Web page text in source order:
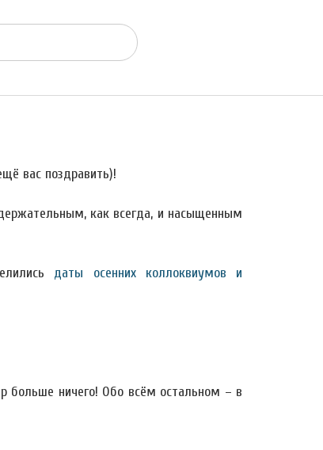
вас поздравить)!
как всегда, и насыщенным
даты осенних коллоквиумов и
больше ничего! Обо всём остальном – в